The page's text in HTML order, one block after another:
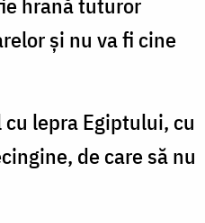
hrană tuturor
şi nu va fi cine
cu lepra Egiptului, cu
de care să nu